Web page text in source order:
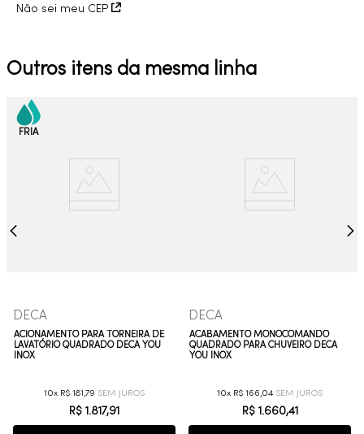
Não sei meu CEP
Outros itens da mesma linha
DECA
ACIONAMENTO PARA TORNEIRA DE
LAVATÓRIO QUADRADO DECA YOU
INOX
10 R$ 181 ,79
R$ 1 .817,91
DECA
ACABAMENTO MONOCOMANDO
QUADRADO PARA CHUVEIRO DECA
YOU INOX
10 R$ 166,04
R$ 1 .660,41